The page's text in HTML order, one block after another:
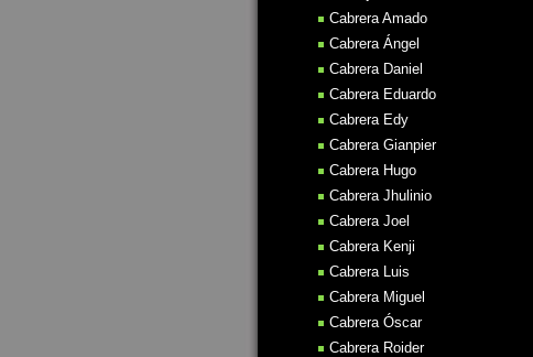
Cabrera Amado
Cabrera Ángel
Cabrera Daniel
Cabrera Eduardo
Cabrera Edy
Cabrera Gianpier
Cabrera Hugo
Cabrera Jhulinio
Cabrera Joel
Cabrera Kenji
Cabrera Luis
Cabrera Miguel
Cabrera Óscar
Cabrera Roider